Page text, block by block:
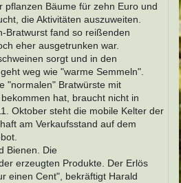
Bäume für zehn Euro und
die Aktivitäten auszuweiten.
Bratwurst fand so reißenden
eher ausgetrunken war.
sorgt und in den
weg wie "warme Semmeln".
"normalen" Bratwürste mit
hat, braucht nicht in
Oktober steht die mobile Kelter der
am Verkaufsstand auf dem
Bienen. Die
erzeugten Produkte. Der Erlös
einen Cent", bekräftigt Harald